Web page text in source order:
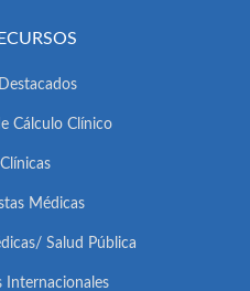
Cálculo Clínico
Médicas
Salud Pública
Internacionales